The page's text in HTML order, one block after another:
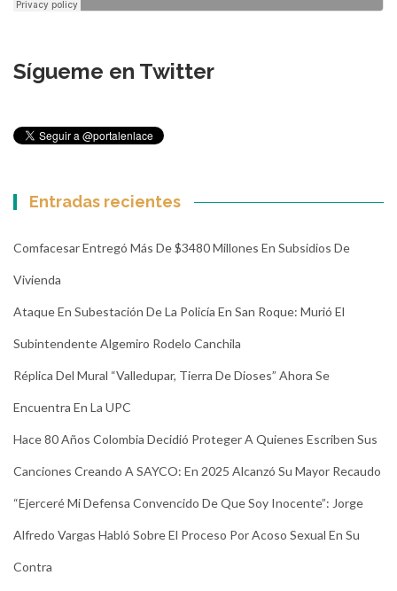
Sígueme en Twitter
Entradas recientes
Comfacesar Entregó Más De $3480 Millones En Subsidios De
Vivienda
Ataque En Subestación De La Policía En San Roque: Murió El
Subintendente Algemiro Rodelo Canchila
Réplica Del Mural “Valledupar, Tierra De Dioses” Ahora Se
Encuentra En La UPC
Hace 80 Años Colombia Decidió Proteger A Quienes Escriben Sus
Canciones Creando A SAYCO: En 2025 Alcanzó Su Mayor Recaudo
“Ejerceré Mi Defensa Convencido De Que Soy Inocente”: Jorge
Alfredo Vargas Habló Sobre El Proceso Por Acoso Sexual En Su
Contra